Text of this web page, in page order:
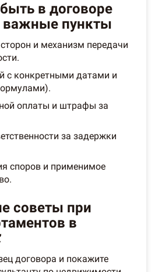
в договоре
важные пункты
и механизм передачи
с конкретными датами и
оплаты и штрафы за
за задержки
споров и применимое
советы при
в
договора и покажите